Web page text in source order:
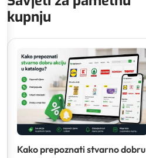
kupnju
Kako prepoznati stvarno dobru